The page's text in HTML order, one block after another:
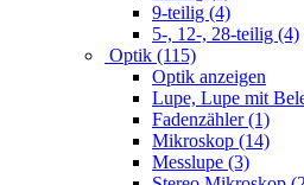
9-teilig (4)
5-, 12-, 28-teilig (4)
Optik (115)
Optik anzeigen
Lupe, Lupe mit
Fadenzähler (1)
Mikroskop (14)
Messlupe (3)